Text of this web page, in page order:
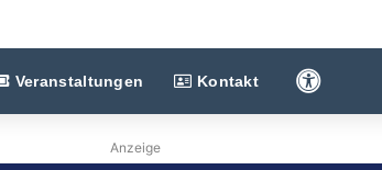
Veranstaltungen Kontakt
Anzeige